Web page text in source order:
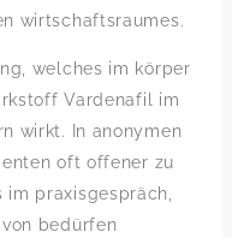
wirtschaftsraumes.
welches im körper
Vardenafil im
wirkt. In anonymen
oft offener zu
praxisgespräch,
bedürfen